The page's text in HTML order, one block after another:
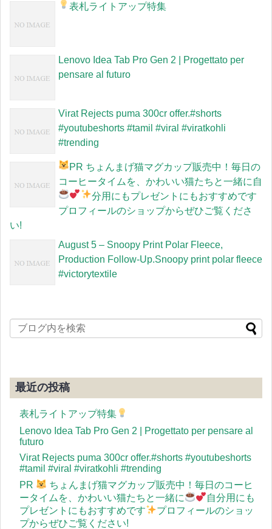
表札ライトアップ特集
Lenovo Idea Tab Pro Gen 2 | Progettato per
pensare al futuro
Virat Rejects puma 300cr offer.#shorts
#youtubeshorts #tamil #viral #viratkohli
#trending
PR ちょんまげ猫マグカップ販売中！毎日の
コーヒータイムを、かわいい猫たちと一緒に 自
分用にもプレゼントにもおすすめです
プロフィールのショップからぜひご覧くださ
い!
August 5 – Snoopy Print Polar Fleece,
Production Follow-Up.Snoopy print polar fleece
#victorytextile
最近の投稿
表札ライトアップ特集
Lenovo Idea Tab Pro Gen 2 | Progettato per pensare al
futuro
Virat Rejects puma 300cr offer.#shorts #youtubeshorts
#tamil #viral #viratkohli #trending
PR
ちょんまげ猫マグカップ販売中！毎日のコーヒ
ータイムを、かわいい猫たちと一緒に
自分用にも
プレゼントにもおすすめです
プロフィールのショッ
プからぜひご覧ください!